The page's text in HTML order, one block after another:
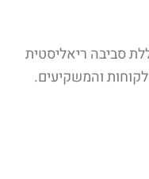
סביבה ריאליסטית
והמשקיעים.